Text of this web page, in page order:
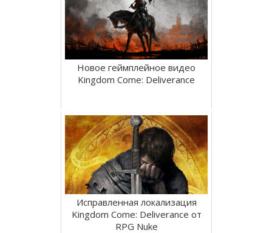
Новое геймплейное видео
Kingdom Come: Deliverance
Исправленная локализация
Kingdom Come: Deliverance от
RPG Nuke